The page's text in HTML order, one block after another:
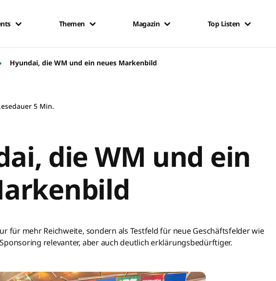
Themen Magazin Top Listen
Hyundai, die WM und ein neues Markenbild
5 Min.
die WM und ein
für mehr Reichweite, sondern als Testfeld für neue Geschäftsfelder wie
relevanter, aber auch deutlich erklärungsbedürftiger.